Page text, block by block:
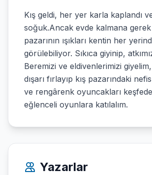
Kış geldi, her yer karla kaplandı
soğuk.Ancak evde kalmana gerek
pazarının ışıkları kentin her
görülebiliyor. Sıkıca giyinip,
Beremizi ve eldivenlerimizi
dışarı fırlayıp kış pazarındaki
ve rengârenk oyuncakları
eğlenceli oyunlara katılalım.
Yazarlar